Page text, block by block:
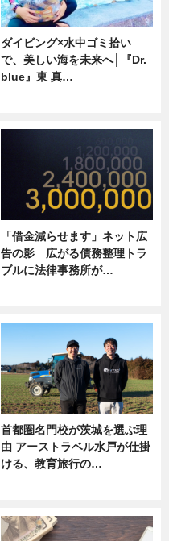
ダイビング×水中ゴミ拾い
で、美しい海を未来へ│『Dr.
blue』東 真…
「借金減らせます」ネット広
告の影 広がる債務整理トラ
ブルに法律事務所が…
首都圏名門校が茨城を選ぶ理
由 アーストラベル水戸が仕掛
ける、教育旅行の…